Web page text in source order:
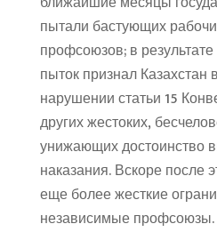
пытали бастующих
профсоюзов; в
пыток признал
нарушении статьи 15
других жестоких,
унижающих достоинство
наказания. Вскоре после
еще более жесткие
независимые профсоюзы.